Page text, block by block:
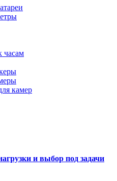
часам
камер
и выбор под задачи